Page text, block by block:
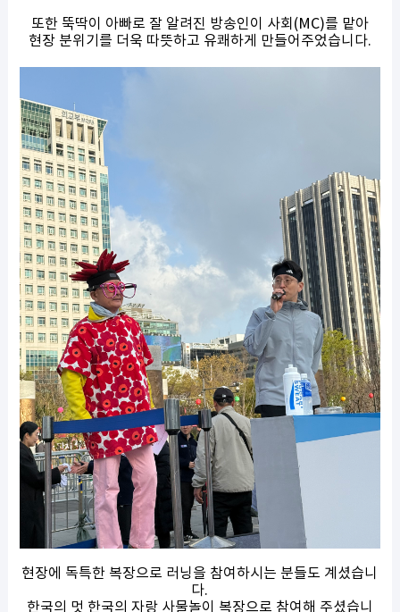
또한 뚝딱이 아빠로 잘 알려진 방송인이 사회(MC)를 맡아
현장 분위기를 더욱 따뜻하고 유쾌하게 만들어주었습니다.
현장에 독특한 복장으로 러닝을 참여하시는 분들도 계셨습니
다.
한국의 멋 한국의 자랑 사물놀이 복장으로 참여해 주셨습니